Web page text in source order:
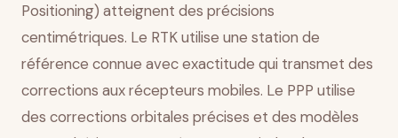
Positioning) atteignent des précisions
centimétriques. Le RTK utilise une station de
référence connue avec exactitude qui transmet des
corrections aux récepteurs mobiles. Le PPP utilise
des corrections orbitales précises et des modèles